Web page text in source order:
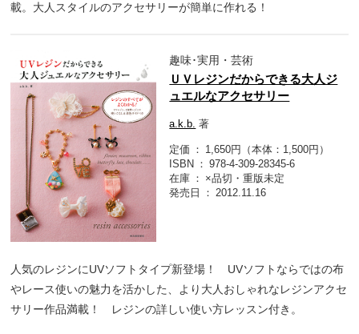
載。大人スタイルのアクセサリーが簡単に作れる！
趣味･実用・芸術
ＵＶレジンだからできる大人ジ
ュエルなアクセサリー
a.k.b. 著
定価
1,650円（本体：1,500円）
ISBN
978-4-309-28345-6
在庫
×品切・重版未定
発売日
2012.11.16
人気のレジンにUVソフトタイプ新登場！ UVソフトならではの布
やレース使いの魅力を活かした、より大人おしゃれなレジンアクセ
サリー作品満載！ レジンの詳しい使い方レッスン付き。